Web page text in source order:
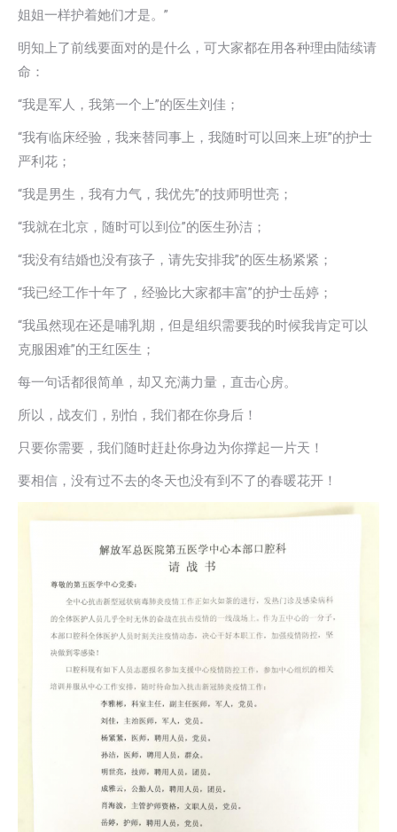
姐姐一样护着她们才是。”
明知上了前线要面对的是什么，可大家都在用各种理由陆续请
命：
“我是军人，我第一个上”的医生刘佳；
“我有临床经验，我来替同事上，我随时可以回来上班”的护士
严利花；
“我是男生，我有力气，我优先”的技师明世亮；
“我就在北京，随时可以到位”的医生孙洁；
“我没有结婚也没有孩子，请先安排我”的医生杨紧紧；
“我已经工作十年了，经验比大家都丰富”的护士岳婷；
“我虽然现在还是哺乳期，但是组织需要我的时候我肯定可以
克服困难”的王红医生；
每一句话都很简单，却又充满力量，直击心房。
所以，战友们，别怕，我们都在你身后！
只要你需要，我们随时赶赴你身边为你撑起一片天！
要相信，没有过不去的冬天也没有到不了的春暖花开！